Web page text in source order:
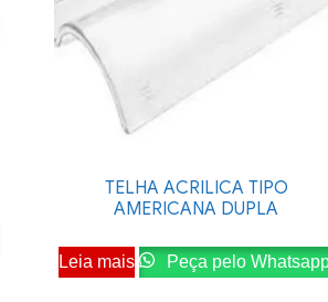
TELHA ACRILICA TIPO
AMERICANA DUPLA
Leia mais Peça pelo